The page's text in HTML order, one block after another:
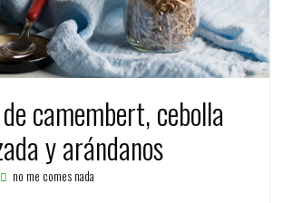
camembert, cebolla
y arándanos
no me comes nada